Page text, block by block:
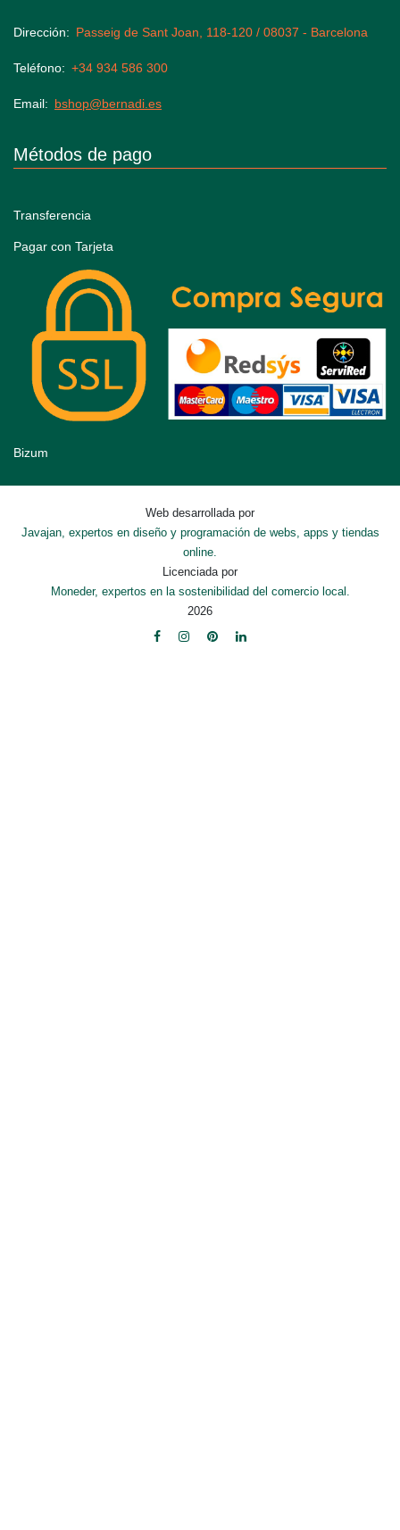
Dirección Passeig de Sant Joan, 118-120 / 08037 - Barcelona
Teléfono +34 934 586 300
Email bshop@bernadi.es
Métodos de pago
Transferencia
Pagar con Tarjeta
Bizum
Web desarrollada por
Javajan, expertos en diseño y programación de webs, apps y tiendas
online.
Licenciada por
Moneder, expertos en la sostenibilidad del comercio local.
2026